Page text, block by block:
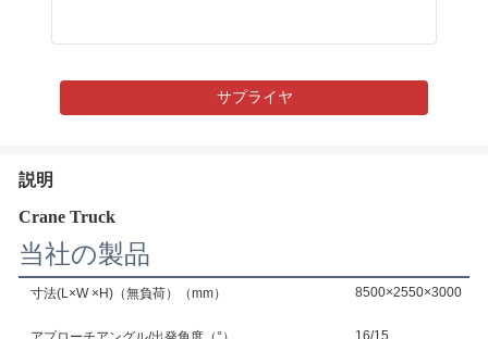
サプライヤ
説明
Crane Truck
当社の製品
寸法(L×W ×H)（無負荷）（mm） 8500×2550×3000
16/15